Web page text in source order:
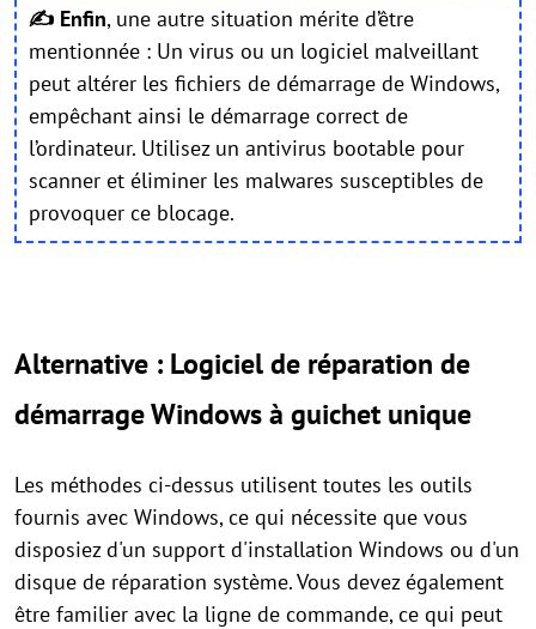
✍ Enfin, une autre situation mérite d’être
mentionnée : Un virus ou un logiciel malveillant
peut altérer les fichiers de démarrage de Windows,
empêchant ainsi le démarrage correct de
l’ordinateur. Utilisez un antivirus bootable pour
scanner et éliminer les malwares susceptibles de
provoquer ce blocage.
Alternative : Logiciel de réparation de
démarrage Windows à guichet unique
Les méthodes ci-dessus utilisent toutes les outils
fournis avec Windows, ce qui nécessite que vous
disposiez d'un support d'installation Windows ou d'un
disque de réparation système. Vous devez également
être familier avec la ligne de commande, ce qui peut